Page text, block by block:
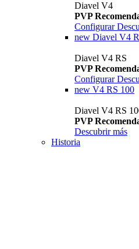
Diavel V4
PVP
Configurar
new Diavel V4
Diavel V4 RS
PVP
Configurar
new V4 RS 100
Diavel V4 RS
PVP
Descubrir más
Historia